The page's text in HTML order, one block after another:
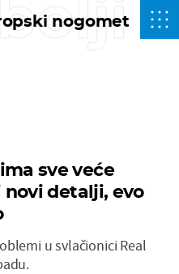
nogomet
sve veće
detalji, evo
u svlačionici Real